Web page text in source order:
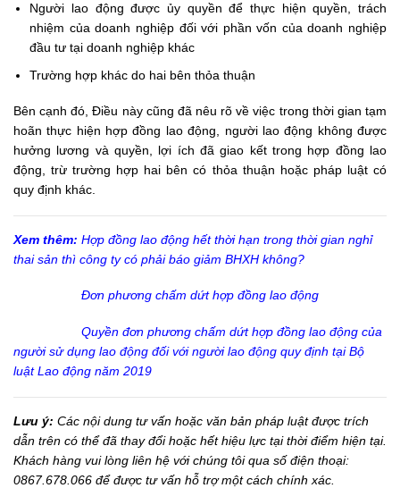
Người lao động được ủy quyền để thực hiện quyền, trách
nhiệm của doanh nghiệp đối với phần vốn của doanh nghiệp
đầu tư tại doanh nghiệp khác
Trường hợp khác do hai bên thỏa thuận
Bên cạnh đó, Điều này cũng đã nêu rõ về việc trong thời gian tạm
hoãn thực hiện hợp đồng lao động, người lao động không được
hưởng lương và quyền, lợi ích đã giao kết trong hợp đồng lao
động, trừ trường hợp hai bên có thỏa thuận hoặc pháp luật có
quy định khác.
Xem thêm: Hợp đồng lao động hết thời hạn trong thời gian nghỉ
thai sản thì công ty có phải báo giảm BHXH không?
Đơn phương chấm dứt hợp đồng lao động
Quyền đơn phương chấm dứt hợp đồng lao động của
người sử dụng lao động đối với người lao động quy định tại Bộ
luật Lao động năm 2019
Lưu ý: Các nội dung tư vấn hoặc văn bản pháp luật được trích
dẫn trên có thể đã thay đổi hoặc hết hiệu lực tại thời điểm hiện tại.
Khách hàng vui lòng liên hệ với chúng tôi qua số điện thoại:
0867.678.066 để được tư vấn hỗ trợ một cách chính xác.